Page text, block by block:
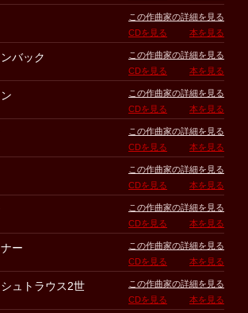
この作曲家の詳細を見る
CDを見る
本を見る
バック
この作曲家の詳細を見る
CDを見る
本を見る
この作曲家の詳細を見る
CDを見る
本を見る
この作曲家の詳細を見る
CDを見る
本を見る
この作曲家の詳細を見る
CDを見る
本を見る
この作曲家の詳細を見る
CDを見る
本を見る
ー
この作曲家の詳細を見る
CDを見る
本を見る
ュトラウス2世
この作曲家の詳細を見る
CDを見る
本を見る